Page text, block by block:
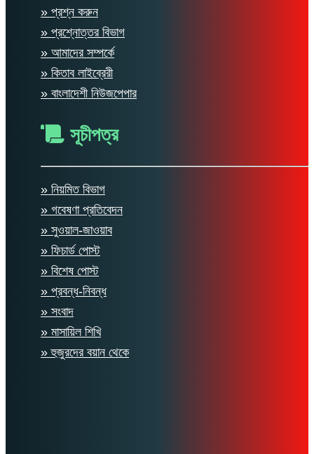
» প্রশ্ন করুন
» প্রশ্নোত্তর বিভাগ
» আমাদের সম্পর্কে
» কিতাব লাইব্রেরী
» বাংলাদেশী নিউজপেপার
সূচীপত্র
» নিয়মিত বিভাগ
» গবেষণা প্রতিবেদন
» সুওয়াল-জাওয়াব
» ফিচার্ড পোস্ট
» বিশেষ পোস্ট
» প্রবন্ধ-নিবন্ধ
» সংবাদ
» মাসায়িল শিখি
» হুজুরদের বয়ান থেকে